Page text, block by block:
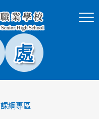
綱專區